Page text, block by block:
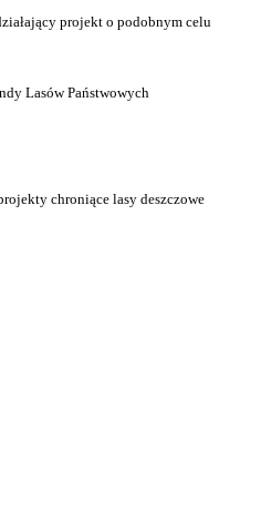
projekt o podobnym celu
Lasów Państwowych
chroniące lasy deszczowe